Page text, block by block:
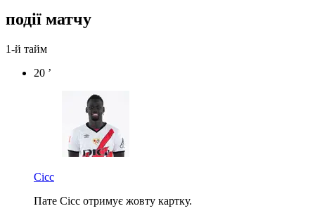
події матчу
1-й тайм
20 ’
Сісс
Пате Сісс отримує жовту картку.